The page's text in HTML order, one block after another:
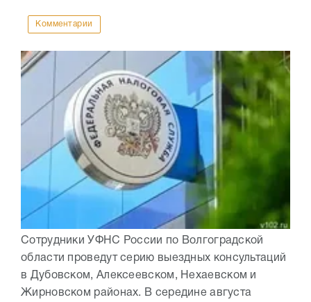
Комментарии
Сотрудники УФНС России по Волгоградской
области проведут серию выездных консультаций
в Дубовском, Алексеевском, Нехаевском и
Жирновском районах. В середине августа